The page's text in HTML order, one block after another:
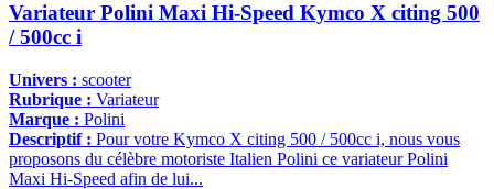
Variateur Polini Maxi Hi-Speed Kymco X citing 500
/ 500cc i
Univers : scooter
Rubrique : Variateur
Marque : Polini
Descriptif : Pour votre Kymco X citing 500 / 500cc i, nous vous
proposons du célèbre motoriste Italien Polini ce variateur Polini
Maxi Hi-Speed afin de lui...